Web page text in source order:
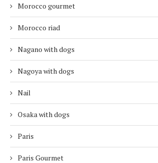
Morocco gourmet
Morocco riad
Nagano with dogs
Nagoya with dogs
Nail
Osaka with dogs
Paris
Paris Gourmet